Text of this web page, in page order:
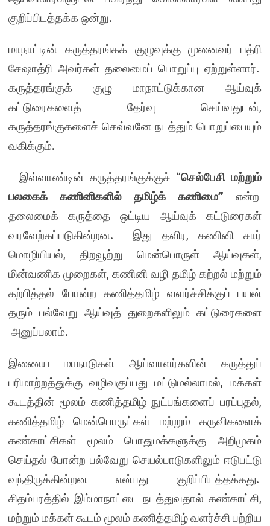
குறிப்பிடத்தக்க ஒன்று.
மாநாட்டின் கருத்தரங்கக் குழுவுக்கு முனைவர் பத்ரி
சேஷாத்ரி அவர்கள் தலைமைப் பொறுப்பு ஏற்றுள்ளார்.
கருத்தரங்குக் குழு மாநாட்டுக்கான ஆய்வுக்
கட்டுரைகளைத் தேர்வு செய்வதுடன்,
கருத்தரங்குகளைச் செவ்வனே நடத்தும் பொறுப்பையும்
வகிக்கும்.
இவ்வாண்டின் கருத்தரங்குக்குச் “செல்பேசி மற்றும்
பலகைக் கணினிகளில் தமிழ்க் கணிமை” என்ற
தலைமைக் கருத்தை ஒட்டிய ஆய்வுக் கட்டுரைகள்
வரவேற்கப்படுகின்றன. இது தவிர, கணினி சார்
மொழியியல், திறவூற்று மென்பொருள் ஆய்வுகள்,
மின்வணிக முறைகள், கணினி வழி தமிழ் கற்றல் மற்றும்
கற்பித்தல் போன்ற கணித்தமிழ் வளர்ச்சிக்குப் பயன்
தரும் பல்வேறு ஆய்வுத் துறைகளிலும் கட்டுரைகளை
அனுப்பலாம்.
இணைய மாநாடுகள் ஆய்வாளர்களின் கருத்துப்
பரிமாற்றத்துக்கு வழிவகுப்பது மட்டுமல்லாமல், மக்கள்
கூடத்தின் மூலம் கணித்தமிழ் நுட்பங்களைப் பரப்புதல்,
கணித்தமிழ் மென்பொருட்கள் மற்றும் கருவிகளைக்
கண்காட்சிகள் மூலம் பொதுமக்களுக்கு அறிமுகம்
செய்தல் போன்ற பல்வேறு செயல்பாடுகளிலும் ஈடுபட்டு
வந்திருக்கின்றன என்பது குறிப்பிடத்தக்கது.
சிதம்பரத்தில் இம்மாநாட்டை நடத்துவதால் கண்காட்சி,
மற்றும் மக்கள் கூடம் மூலம் கணித்தமிழ் வளர்ச்சி பற்றிய